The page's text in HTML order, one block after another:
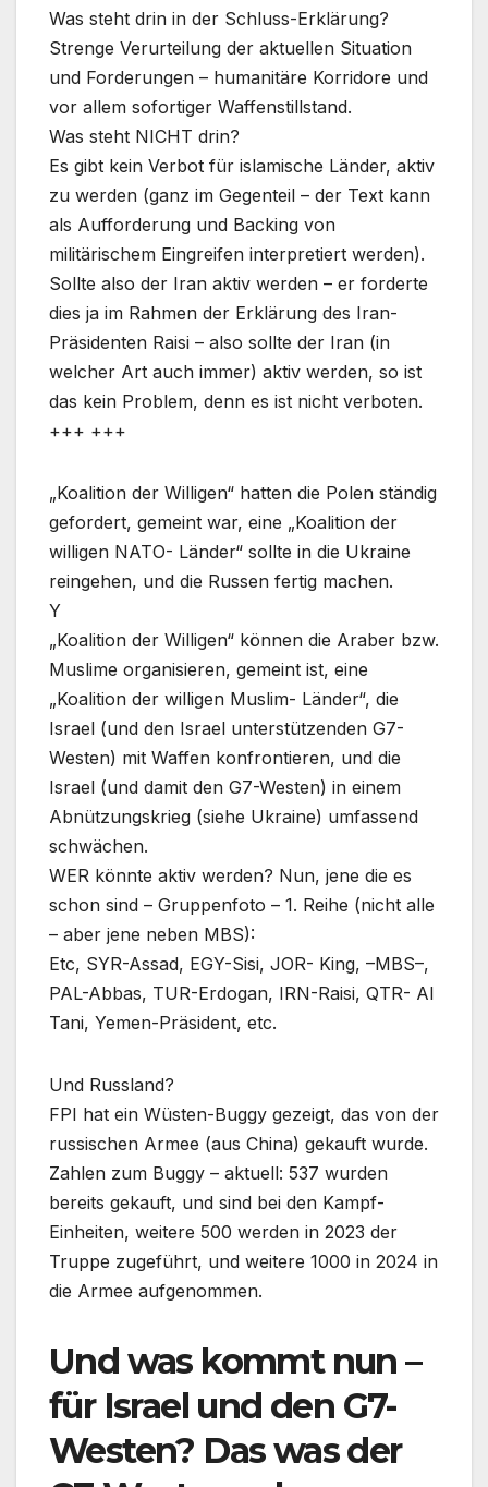
Was steht drin in der Schluss-Erklärung?
Strenge Verurteilung der aktuellen Situation
und Forderungen – humanitäre Korridore und
vor allem sofortiger Waffenstillstand.
Was steht NICHT drin?
Es gibt kein Verbot für islamische Länder, aktiv
zu werden (ganz im Gegenteil – der Text kann
als Aufforderung und Backing von
militärischem Eingreifen interpretiert werden).
Sollte also der Iran aktiv werden – er forderte
dies ja im Rahmen der Erklärung des Iran-
Präsidenten Raisi – also sollte der Iran (in
welcher Art auch immer) aktiv werden, so ist
das kein Problem, denn es ist nicht verboten.
+++ +++
„Koalition der Willigen“ hatten die Polen ständig
gefordert, gemeint war, eine „Koalition der
willigen NATO- Länder“ sollte in die Ukraine
reingehen, und die Russen fertig machen.
Y
„Koalition der Willigen“ können die Araber bzw.
Muslime organisieren, gemeint ist, eine
„Koalition der willigen Muslim- Länder“, die
Israel (und den Israel unterstützenden G7-
Westen) mit Waffen konfrontieren, und die
Israel (und damit den G7-Westen) in einem
Abnützungskrieg (siehe Ukraine) umfassend
schwächen.
WER könnte aktiv werden? Nun, jene die es
schon sind – Gruppenfoto – 1. Reihe (nicht alle
– aber jene neben MBS):
Etc, SYR-Assad, EGY-Sisi, JOR- King, –MBS–,
PAL-Abbas, TUR-Erdogan, IRN-Raisi, QTR- Al
Tani, Yemen-Präsident, etc.
Und Russland?
FPI hat ein Wüsten-Buggy gezeigt, das von der
russischen Armee (aus China) gekauft wurde.
Zahlen zum Buggy – aktuell: 537 wurden
bereits gekauft, und sind bei den Kampf-
Einheiten, weitere 500 werden in 2023 der
Truppe zugeführt, und weitere 1000 in 2024 in
die Armee aufgenommen.
Und was kommt nun –
für Israel und den G7-
Westen? Das was der